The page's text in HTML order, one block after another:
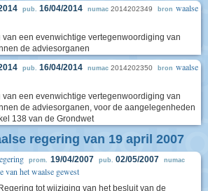
pub. 16/04/2014 numac 2014202349 bron waalse
van een evenwichtige vertegenwoordiging van
de adviesorganen
pub. 16/04/2014 numac 2014202350 bron waalse
van een evenwichtige vertegenwoordiging van
de adviesorganen, voor de aangelegenheden
138 van de Grondwet
regering van 19 april 2007
prom. 19/04/2007 pub. 02/05/2007 numac
van het waalse gewest
tot wijziging van het besluit van de